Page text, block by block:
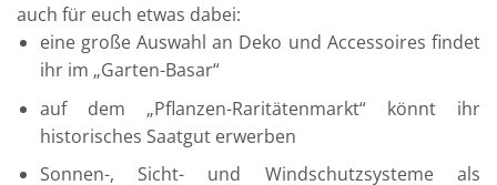
auch für euch etwas dabei:
eine große Auswahl an Deko und Accessoires findet
ihr im „Garten-Basar“
auf dem „Pflanzen-Raritätenmarkt“ könnt ihr
historisches Saatgut erwerben
Sonnen-, Sicht- und Windschutzsysteme als